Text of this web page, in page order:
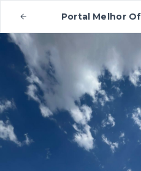
Portal Melhor